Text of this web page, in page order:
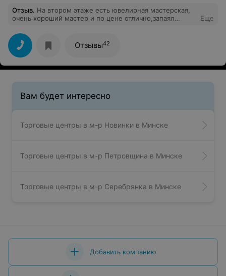
Отзыв. На втором этаже есть ювелирная мастерская,
очень хороший мастер и по цене отлично,запаял
Еще
Отзывы42
Вам будет интересно
Торговые центры в м-р Новинки в Минске
Торговые центры в м-р Петровщина в Минске
Торговые центры в м-р Серебрянка в Минске
Добавить компанию